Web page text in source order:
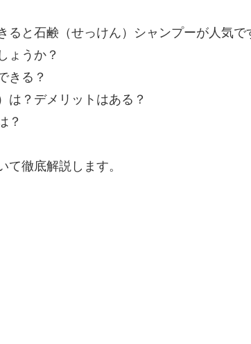
と石鹸（せっけん）シャンプーが人気で
ょうか？
きる？
は？デメリットはある？
？
徹底解説します。